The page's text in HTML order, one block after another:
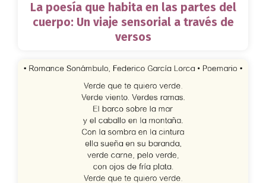
La poesía que habita en las partes del
cuerpo: Un viaje sensorial a través de
versos